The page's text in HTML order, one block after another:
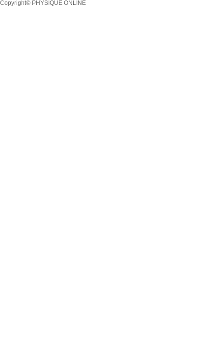
Copyright© PHYSIQUE ONLINE